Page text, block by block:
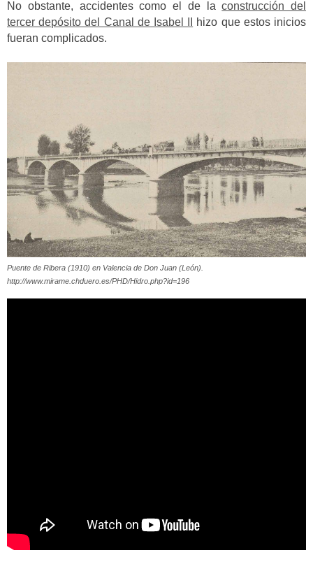
No obstante, accidentes como el de laconstrucción del
tercer depósito del Canal de Isabel II
hizo que estos inicios
fueran complicados.
Puente de Ribera (1910) en Valencia de Don Juan (León).
http://www.mirame.chduero.es/PHD/Hidro.php?id=196